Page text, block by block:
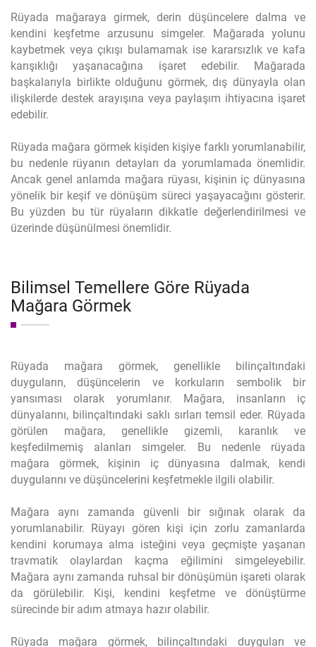
Rüyada mağaraya girmek, derin düşüncelere dalma ve
kendini keşfetme arzusunu simgeler. Mağarada yolunu
kaybetmek veya çıkışı bulamamak ise kararsızlık ve kafa
karışıklığı yaşanacağına işaret edebilir. Mağarada
başkalarıyla birlikte olduğunu görmek, dış dünyayla olan
ilişkilerde destek arayışına veya paylaşım ihtiyacına işaret
edebilir.
Rüyada mağara görmek kişiden kişiye farklı yorumlanabilir,
bu nedenle rüyanın detayları da yorumlamada önemlidir.
Ancak genel anlamda mağara rüyası, kişinin iç dünyasına
yönelik bir keşif ve dönüşüm süreci yaşayacağını gösterir.
Bu yüzden bu tür rüyaların dikkatle değerlendirilmesi ve
üzerinde düşünülmesi önemlidir.
Bilimsel Temellere Göre Rüyada
Mağara Görmek
Rüyada mağara görmek, genellikle bilinçaltındaki
duyguların, düşüncelerin ve korkuların sembolik bir
yansıması olarak yorumlanır. Mağara, insanların iç
dünyalarını, bilinçaltındaki saklı sırları temsil eder. Rüyada
görülen mağara, genellikle gizemli, karanlık ve
keşfedilmemiş alanları simgeler. Bu nedenle rüyada
mağara görmek, kişinin iç dünyasına dalmak, kendi
duygularını ve düşüncelerini keşfetmekle ilgili olabilir.
Mağara aynı zamanda güvenli bir sığınak olarak da
yorumlanabilir. Rüyayı gören kişi için zorlu zamanlarda
kendini korumaya alma isteğini veya geçmişte yaşanan
travmatik olaylardan kaçma eğilimini simgeleyebilir.
Mağara aynı zamanda ruhsal bir dönüşümün işareti olarak
da görülebilir. Kişi, kendini keşfetme ve dönüştürme
sürecinde bir adım atmaya hazır olabilir.
Rüyada mağara görmek, bilinçaltındaki duyguları ve